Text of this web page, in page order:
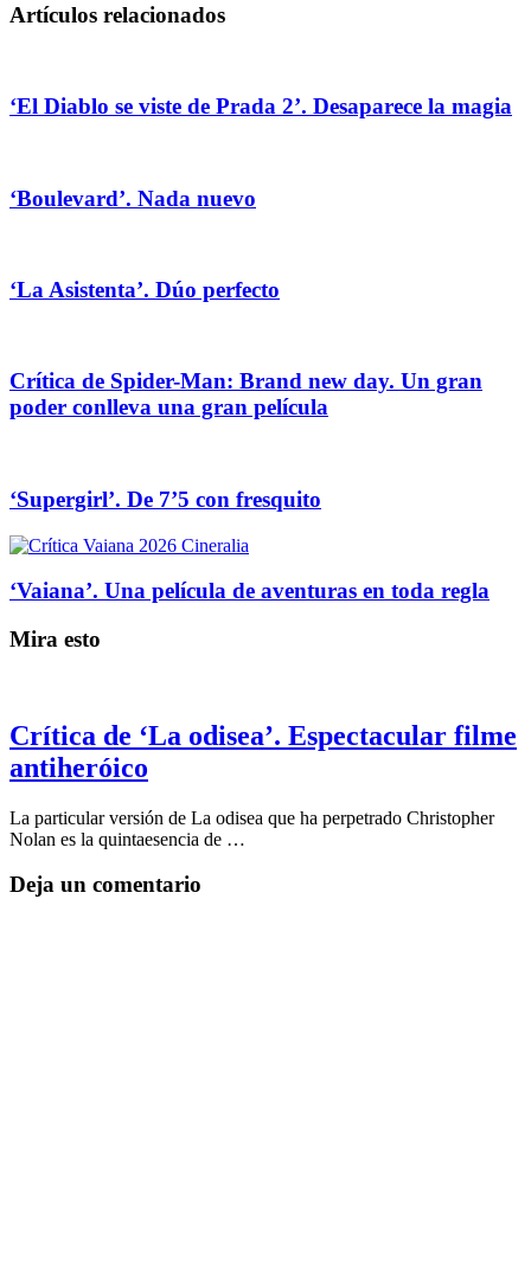
Artículos relacionados
‘El Diablo se viste de Prada 2’. Desaparece la magia
‘Boulevard’. Nada nuevo
‘La Asistenta’. Dúo perfecto
Crítica de Spider-Man: Brand new day. Un gran
poder conlleva una gran película
‘Supergirl’. De 7’5 con fresquito
‘Vaiana’. Una película de aventuras en toda regla
Mira esto
Crítica de ‘La odisea’. Espectacular filme
antiheróico
La particular versión de La odisea que ha perpetrado Christopher
Nolan es la quintaesencia de …
Deja un comentario